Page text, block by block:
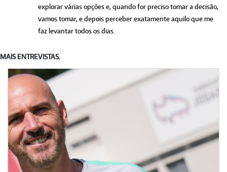
explorar várias opções e, quando for preciso tomar a decisão,
vamos tomar, e depois perceber exatamente aquilo que me
faz levantar todos os dias.
MAIS ENTREVISTAS.